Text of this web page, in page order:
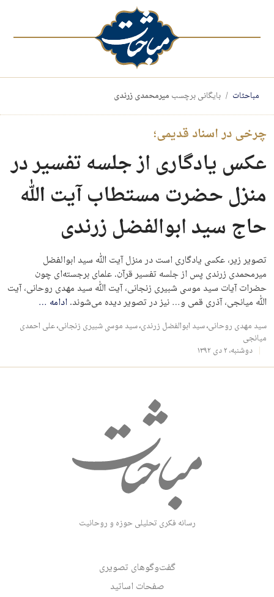
مباحثات بایگانی برچسب میرمحمدی زرندی
چرخی در اسناد قدیمی؛
عکس یادگاری از جلسه تفسیر در
منزل حضرت مستطاب آیت الله
حاج سید ابوالفضل زرندی
تصویر زیر، عکسی یادگاری است در منزل آیت الله سید ابوالفضل
میرمحمدی زرندی پس از جلسه تفسیر قرآن. علمای برجسته‌ای چون
حضرات آیات سید موسی شبیری زنجانی، آیت الله سید مهدی روحانی، آیت
الله میانجی، آذری قمی و… نیز در تصویر دیده می‌شوند.ادامه …
سید مهدی روحانی،سید ابوالفضل زرندی،سید موسی شبیری زنجانی،علی احمدی
میانجی
دوشنبه، ۲ دی ۱۳۹۲
رسانه فکری تحلیلی حوزه و روحانیت
گفت‌وگوهای تصویری
صفحات اساتید